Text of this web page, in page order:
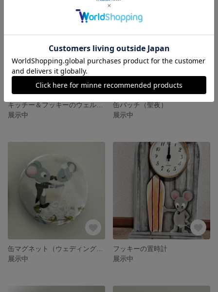
展示中
缶バッチ（聖夜）
展示中
展示中
フッキーの置時計
展示中